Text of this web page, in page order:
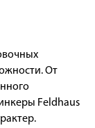
От
Feldhaus